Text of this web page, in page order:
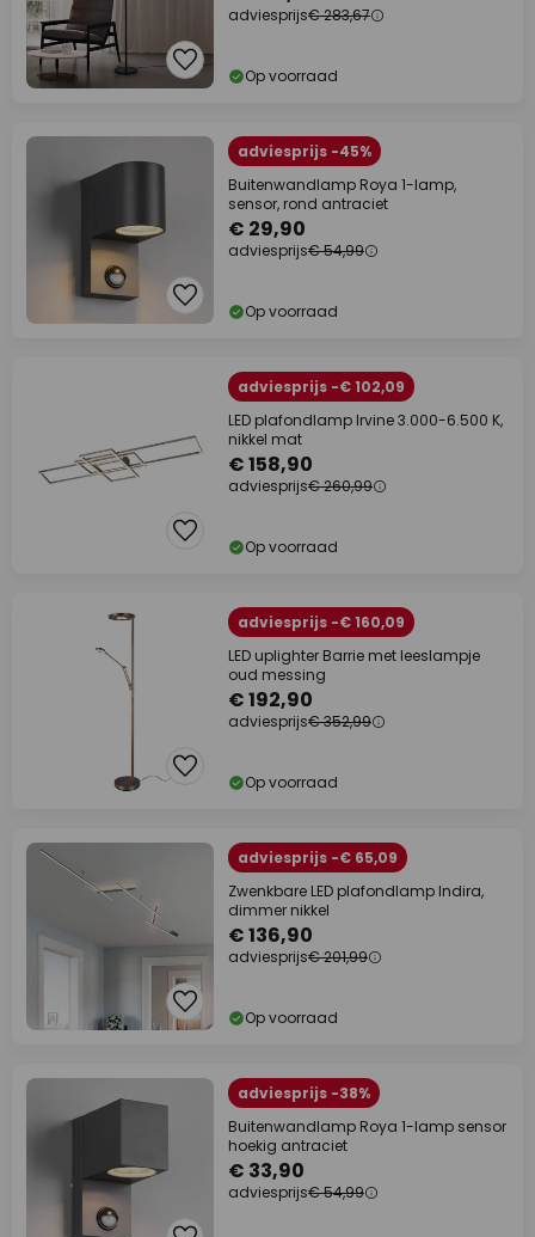
adviesprijs€ 283,67
Op voorraad
adviesprijs -45%
Buitenwandlamp Roya 1-lamp,
sensor, rond antraciet
€ 29,90
adviesprijs€ 54,99
Op voorraad
adviesprijs -€ 102,09
LED plafondlamp Irvine 3.000-6.500 K,
nikkel mat
€ 158,90
adviesprijs€ 260,99
Op voorraad
adviesprijs -€ 160,09
LED uplighter Barrie met leeslampje
oud messing
€ 192,90
adviesprijs€ 352,99
Op voorraad
adviesprijs -€ 65,09
Zwenkbare LED plafondlamp Indira,
dimmer nikkel
€ 136,90
adviesprijs€ 201,99
Op voorraad
adviesprijs -38%
Buitenwandlamp Roya 1-lamp sensor
hoekig antraciet
€ 33,90
adviesprijs€ 54,99